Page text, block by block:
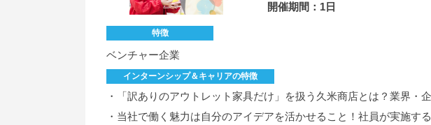
開催期間：1日
特徴
ベンチャー企業
インターンシップ＆キャリアの特徴
・「訳ありのアウトレット家具だけ」を扱う久米商店とは？業界・
・当社で働く魅力は自分のアイデアを活かせること！社員が実施す